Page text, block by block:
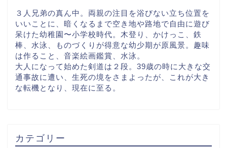
３人兄弟の真ん中。両親の注目を浴びない立ち位置を
いいことに、暗くなるまで空き地や路地で自由に遊び
呆けた幼稚園〜小学校時代。木登り、かけっこ、鉄
棒、水泳、ものづくりが得意な幼少期が原風景。趣味
は作ること、音楽絵画鑑賞、水泳。
大人になって始めた剣道は２段。39歳の時に大きな交
通事故に遭い、生死の境をさまよったが、これが大き
な転機となり、現在に至る。
カテゴリー